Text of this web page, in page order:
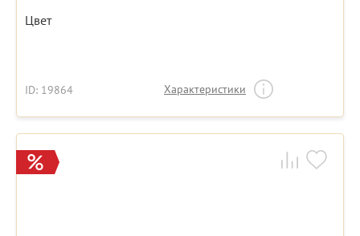
Цвет
ID: 19864 Характеристики